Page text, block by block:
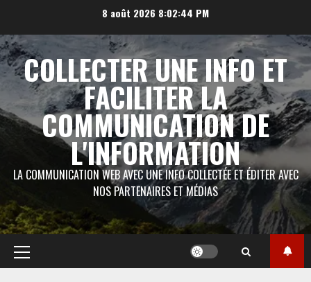
contenu
8 août 2026 8:02:45 PM
COLLECTER UNE INFO ET
FACILITER LA
COMMUNICATION DE
L'INFORMATION
LA COMMUNICATION WEB AVEC UNE INFO COLLECTÉE ET ÉDITER AVEC
NOS PARTENAIRES ET MÉDIAS
Menu
principal